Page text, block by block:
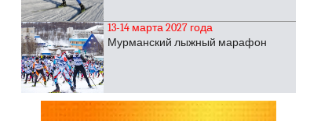
13-14 марта 2027 года
Мурманский лыжный марафон